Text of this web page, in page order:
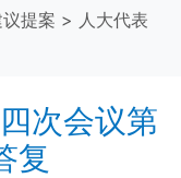
提案 > 人大代表
次会议第
复